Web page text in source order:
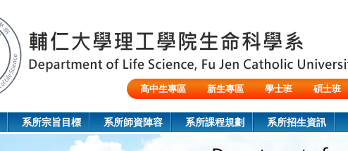
高中生專區 新生專區 學士班 碩士班
系所宗旨目標 系所師資陣容 系所課程規劃 系所招生資訊